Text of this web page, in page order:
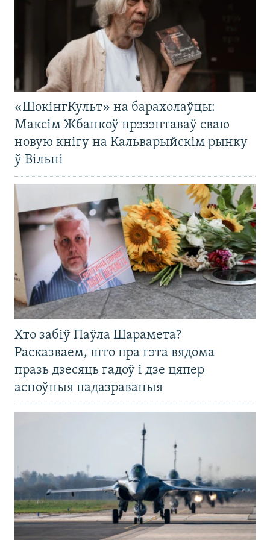
«ШокінгКульт» на барахолаўцы:
Максім Жбанкоў прэзэнтаваў сваю
новую кнігу на Кальварыйскім рынку
ў Вільні
Хто забіў Паўла Шарамета?
Расказваем, што пра гэта вядома
празь дзесяць гадоў і дзе цяпер
асноўныя падазраваныя